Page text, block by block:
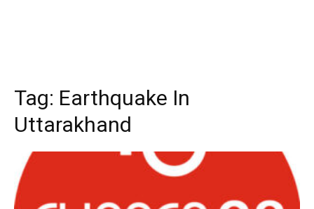
Tag: Earthquake In
Uttarakhand